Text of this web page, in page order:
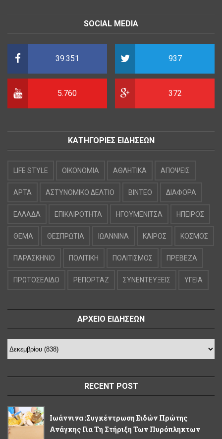
SOCIAL MEDIA
39.351 937
5.760 372
ΚΑΤΗΓΟΡΙΕΣ ΕΙΔΗΣΕΩΝ
LIFE STYLE OIKONOMIA ΑΘΛΗΤΙΚΑ ΑΠΟΨΕΙΣ
ΑΡΤΑ ΑΣΤΥΝΟΜΙΚΟ ΔΕΛΤΙΟ ΒΙΝΤΕΟ ΔΙΑΦΟΡΑ
ΕΛΛΑΔΑ ΕΠΙΚΑΙΡΟΤΗΤΑ ΗΓΟΥΜΕΝΙΤΣΑ ΗΠΕΙΡΟΣ
ΘΕΜΑ ΘΕΣΠΡΩΤΙΑ ΙΩΑΝΝΙΝΑ ΚΑΙΡΟΣ ΚΟΣΜΟΣ
ΠΑΡΑΣΚΗΝΙΟ ΠΟΛΙΤΙΚΗ ΠΟΛΙΤΙΣΜΟΣ ΠΡΕΒΕΖΑ
ΠΡΩΤΟΣΕΛΙΔΟ ΡΕΠΟΡΤΑΖ ΣΥΝΕΝΤΕΥΞΕΙΣ ΥΓΕΙΑ
ΑΡΧΕΙΟ ΕΙΔΗΣΕΩΝ
RECENT POST
Ιωάννινα :Συγκέντρωση Ειδών Πρώτης
Ανάγκης Για Τη Στήριξη Των Πυρόπληκτων